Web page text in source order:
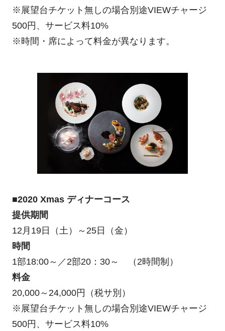
※展望台チケット無しの場合別途VIEWチャージ
500円、サービス料10%
※時間・席によって料金が異なります。
■2020 Xmas ディナーコース
提供期間
12月19日（土）～25日（金）
時間
1部18:00～／2部20：30～ （2時間制）
料金
20,000～24,000円（税サ別）
※展望台チケット無しの場合別途VIEWチャージ
500円、サービス料10%